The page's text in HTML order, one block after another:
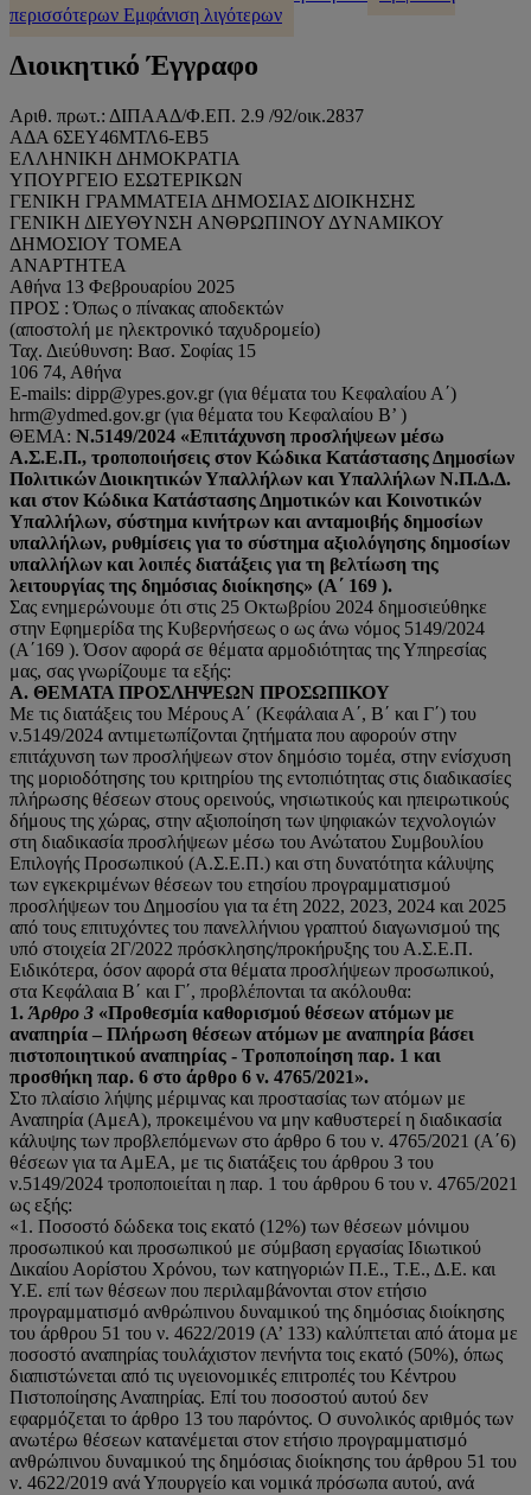
περισσότερων Εμφάνιση λιγότερων
Διοικητικό Έγγραφο
Αριθ. πρωτ.: ΔΙΠΑΑΔ/Φ.ΕΠ. 2.9 /92/οικ.2837
ΑΔΑ 6ΣΕΥ46ΜΤΛ6-ΕΒ5
ΕΛΛΗΝΙΚΗ ΔΗΜΟΚΡΑΤΙΑ
ΥΠΟΥΡΓΕΙΟ ΕΣΩΤΕΡΙΚΩΝ
ΓΕΝΙΚΗ ΓΡΑΜΜΑΤΕΙΑ ΔΗΜΟΣΙΑΣ ΔΙΟΙΚΗΣΗΣ
ΓΕΝΙΚΗ ΔΙΕΥΘΥΝΣΗ ΑΝΘΡΩΠΙΝΟΥ ΔΥΝΑΜΙΚΟΥ
ΔΗΜΟΣΙΟΥ ΤΟΜΕΑ
ΑΝΑΡΤΗΤΕΑ
Αθήνα 13 Φεβρουαρίου 2025
ΠΡΟΣ : Όπως ο πίνακας αποδεκτών
(αποστολή με ηλεκτρονικό ταχυδρομείο)
Ταχ. Διεύθυνση: Βασ. Σοφίας 15
106 74, Αθήνα
E-mails: dipp@ypes.gov.gr (για θέματα του Κεφαλαίου Α΄)
hrm@ydmed.gov.gr (για θέματα του Κεφαλαίου Β’ )
ΘΕΜΑ: Ν.5149/2024 «Επιτάχυνση προσλήψεων μέσω
Α.Σ.Ε.Π., τροποποιήσεις στον Κώδικα Κατάστασης Δημοσίων
Πολιτικών Διοικητικών Υπαλλήλων και Υπαλλήλων Ν.Π.Δ.Δ.
και στον Κώδικα Κατάστασης Δημοτικών και Κοινοτικών
Υπαλλήλων, σύστημα κινήτρων και ανταμοιβής δημοσίων
υπαλλήλων, ρυθμίσεις για το σύστημα αξιολόγησης δημοσίων
υπαλλήλων και λοιπές διατάξεις για τη βελτίωση της
λειτουργίας της δημόσιας διοίκησης» (Α΄ 169 ).
Σας ενημερώνουμε ότι στις 25 Οκτωβρίου 2024 δημοσιεύθηκε
στην Εφημερίδα της Κυβερνήσεως ο ως άνω νόμος 5149/2024
(Α΄169 ). Όσον αφορά σε θέματα αρμοδιότητας της Υπηρεσίας
μας, σας γνωρίζουμε τα εξής:
Α. ΘΕΜΑΤΑ ΠΡΟΣΛΗΨΕΩΝ ΠΡΟΣΩΠΙΚΟΥ
Με τις διατάξεις του Μέρους Α΄ (Κεφάλαια Α΄, Β΄ και Γ΄) του
ν.5149/2024 αντιμετωπίζονται ζητήματα που αφορούν στην
επιτάχυνση των προσλήψεων στον δημόσιο τομέα, στην ενίσχυση
της μοριοδότησης του κριτηρίου της εντοπιότητας στις διαδικασίες
πλήρωσης θέσεων στους ορεινούς, νησιωτικούς και ηπειρωτικούς
δήμους της χώρας, στην αξιοποίηση των ψηφιακών τεχνολογιών
στη διαδικασία προσλήψεων μέσω του Ανώτατου Συμβουλίου
Επιλογής Προσωπικού (Α.Σ.Ε.Π.) και στη δυνατότητα κάλυψης
των εγκεκριμένων θέσεων του ετησίου προγραμματισμού
προσλήψεων του Δημοσίου για τα έτη 2022, 2023, 2024 και 2025
από τους επιτυχόντες του πανελλήνιου γραπτού διαγωνισμού της
υπό στοιχεία 2Γ/2022 πρόσκλησης/προκήρυξης του Α.Σ.Ε.Π.
Ειδικότερα, όσον αφορά στα θέματα προσλήψεων προσωπικού,
στα Κεφάλαια Β΄ και Γ΄, προβλέπονται τα ακόλουθα:
1. Άρθρο 3 «Προθεσμία καθορισμού θέσεων ατόμων με
αναπηρία – Πλήρωση θέσεων ατόμων με αναπηρία βάσει
πιστοποιητικού αναπηρίας - Τροποποίηση παρ. 1 και
προσθήκη παρ. 6 στο άρθρο 6 ν. 4765/2021».
Στο πλαίσιο λήψης μέριμνας και προστασίας των ατόμων με
Αναπηρία (ΑμεΑ), προκειμένου να μην καθυστερεί η διαδικασία
κάλυψης των προβλεπόμενων στο άρθρο 6 του ν. 4765/2021 (Α΄6)
θέσεων για τα ΑμΕΑ, με τις διατάξεις του άρθρου 3 του
ν.5149/2024 τροποποιείται η παρ. 1 του άρθρου 6 του ν. 4765/2021
ως εξής:
«1. Ποσοστό δώδεκα τοις εκατό (12%) των θέσεων μόνιμου
προσωπικού και προσωπικού με σύμβαση εργασίας Ιδιωτικού
Δικαίου Αορίστου Χρόνου, των κατηγοριών Π.Ε., Τ.Ε., Δ.Ε. και
Υ.Ε. επί των θέσεων που περιλαμβάνονται στον ετήσιο
προγραμματισμό ανθρώπινου δυναμικού της δημόσιας διοίκησης
του άρθρου 51 του ν. 4622/2019 (Α’ 133) καλύπτεται από άτομα με
ποσοστό αναπηρίας τουλάχιστον πενήντα τοις εκατό (50%), όπως
διαπιστώνεται από τις υγειονομικές επιτροπές του Κέντρου
Πιστοποίησης Αναπηρίας. Επί του ποσοστού αυτού δεν
εφαρμόζεται το άρθρο 13 του παρόντος. Ο συνολικός αριθμός των
ανωτέρω θέσεων κατανέμεται στον ετήσιο προγραμματισμό
ανθρώπινου δυναμικού της δημόσιας διοίκησης του άρθρου 51 του
ν. 4622/2019 ανά Υπουργείο και νομικά πρόσωπα αυτού, ανά